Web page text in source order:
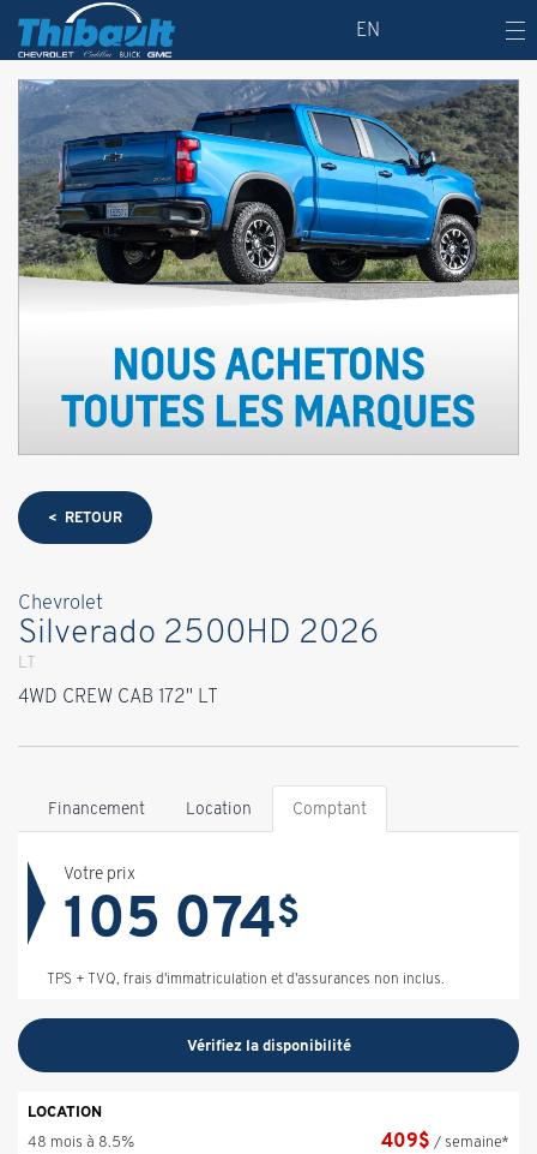
EN
< RETOUR
Chevrolet
Silverado 2500HD 2026
LT
4WD CREW CAB 172" LT
Financement Location Comptant
Votre prix
105 074$
TPS + TVQ, frais d'immatriculation et d'assurances non inclus.
Vérifiez la disponibilité
LOCATION
48 mois à 8.5%
409$ / semaine*